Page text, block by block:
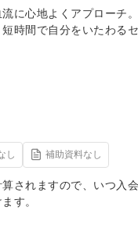
に心地よくアプローチ
時間で自分をいたわる
し 補助資料なし
されますので、いつ入
す。